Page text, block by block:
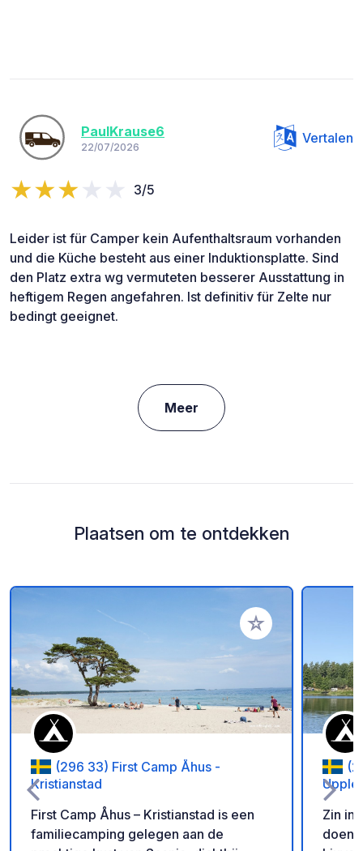
PaulKrause6
22/07/2026
Vertalen
3/5
Leider ist für Camper kein Aufenthaltsraum vorhanden
und die Küche besteht aus einer Induktionsplatte. Sind
den Platz extra wg vermuteten besserer Ausstattung in
heftigem Regen angefahren. Ist definitiv für Zelte nur
bedingt geeignet.
Meer
Plaatsen om te ontdekken
Voeg toe aan je
(296 33) First Camp Åhus -
Kristianstad
First Camp Åhus – Kristianstad is een
familiecamping gelegen aan de
Zin in
doen